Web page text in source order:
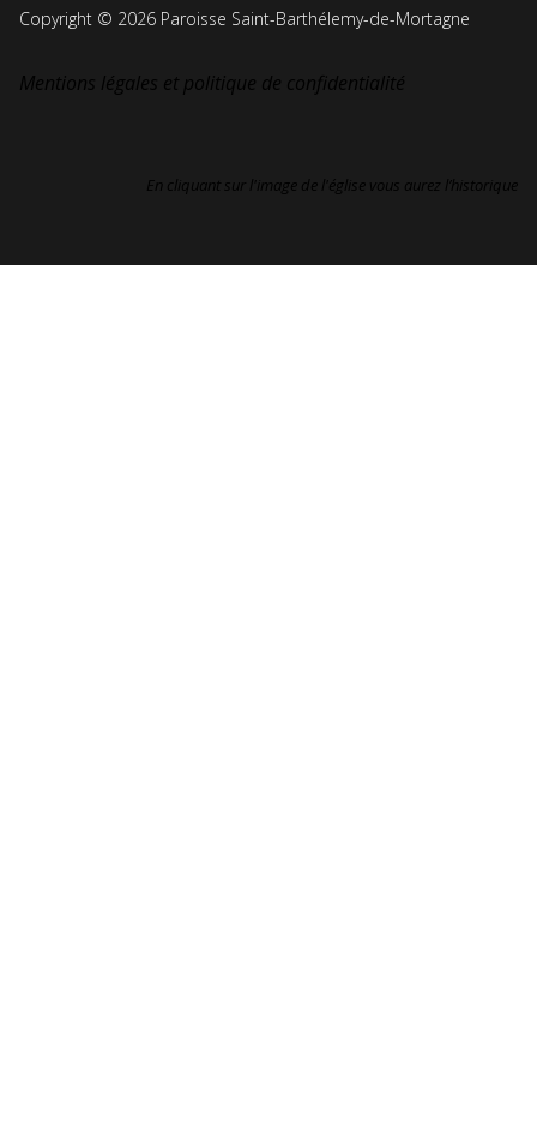
Copyright © 2026 Paroisse Saint-Barthélemy-de-Mortagne
Mentions légales et politique de confidentialité
En cliquant sur l'image de l'église vous aurez l’historique